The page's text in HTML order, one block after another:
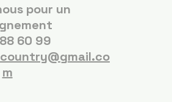
pour un
60 99
m